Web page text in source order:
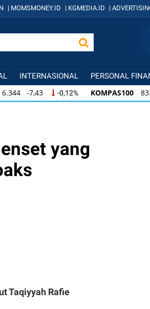
| MOMSMONEY.ID | KGMEDIA.ID |
INTERNASIONAL PERSONAL
-0,12% KOMPAS100 833 -2,31 -
-0,12% KOMPAS100 833 -2,31 -
yang
Taqiyyah Rafie